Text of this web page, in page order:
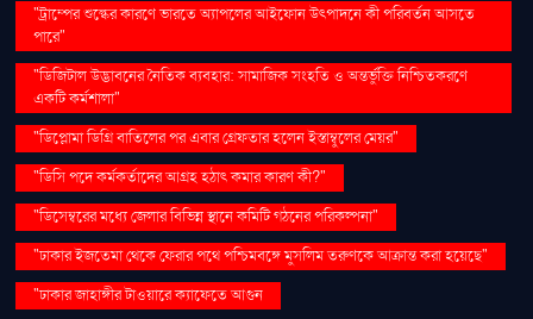
"ট্রাম্পের শুল্কের কারণে ভারতে অ্যাপলের আইফোন উৎপাদনে কী পরিবর্তন আসতে
পারে"
"ডিজিটাল উদ্ভাবনের নৈতিক ব্যবহার: সামাজিক সংহতি ও অন্তর্ভুক্তি নিশ্চিতকরণে
একটি কর্মশালা"
"ডিপ্লোমা ডিগ্রি বাতিলের পর এবার গ্রেফতার হলেন ইস্তাম্বুলের মেয়র"
"ডিসি পদে কর্মকর্তাদের আগ্রহ হঠাৎ কমার কারণ কী?"
"ডিসেম্বরের মধ্যে জেলার বিভিন্ন স্থানে কমিটি গঠনের পরিকল্পনা"
"ঢাকার ইজতেমা থেকে ফেরার পথে পশ্চিমবঙ্গে মুসলিম তরুণকে আক্রান্ত করা হয়েছে"
"ঢাকার জাহাঙ্গীর টাওয়ারে ক্যাফেতে আগুন